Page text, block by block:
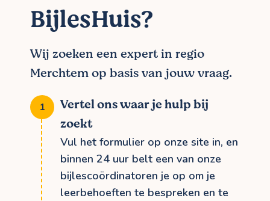
BijlesHuis?
Wij zoeken een expert in regio
Merchtem op basis van jouw vraag.
Vertel ons waar je hulp bij
zoekt
Vul het formulier op onze site in, en
binnen 24 uur belt een van onze
bijlescoördinatoren je op om je
leerbehoeften te bespreken en te